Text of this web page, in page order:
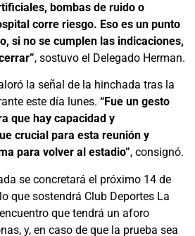
bombas de ruido o
corre riesgo. Eso es un punto
si no se cumplen las indicaciones,
, sostuvo el Delegado Herman.
la señal de la hinchada tras la
este día lunes. “Fue un gesto
que hay capacidad y
crucial para esta reunión y
para volver al estadio”, consignó.
se concretará el próximo 14 de
que sostendrá Club Deportes La
que tendrá un aforo
y, en caso de que la prueba sea